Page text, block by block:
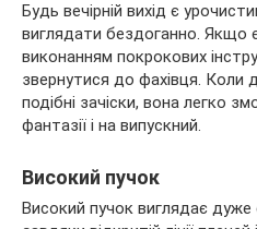
Обручі
Заколки
Будь вечірній вихід є
виглядати бездоганно. Якщо
виконанням покрокових
звернутися до фахівця. Коли
подібні зачіски, вона легко
фантазії і на випускний.
Високий пучок
Високий пучок виглядає дуже